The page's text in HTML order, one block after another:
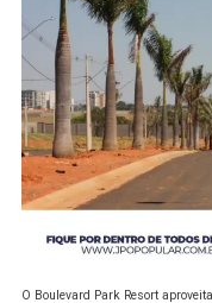
O Boulevard Park Resort